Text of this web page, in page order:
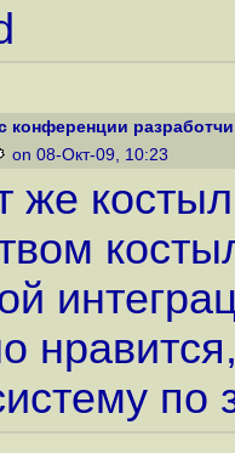
конференции
on 08-Окт-09, 10:23
же
по